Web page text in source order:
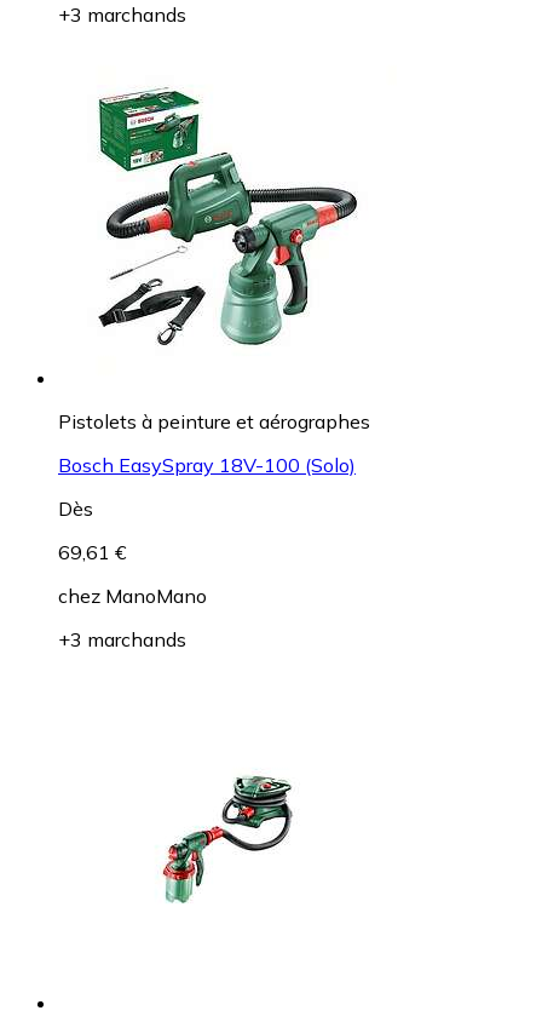
+3 marchands
Pistolets à peinture et aérographes
Bosch EasySpray 18V-100 (Solo)
Dès
69,61 €
chez ManoMano
+3 marchands